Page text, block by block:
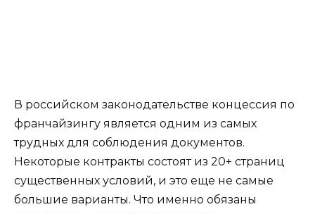
В российском законодательстве концессия по
франчайзингу является одним из самых
трудных для соблюдения документов.
Некоторые контракты состоят из 20+ страниц
существенных условий, и это еще не самые
большие варианты. Что именно обязаны